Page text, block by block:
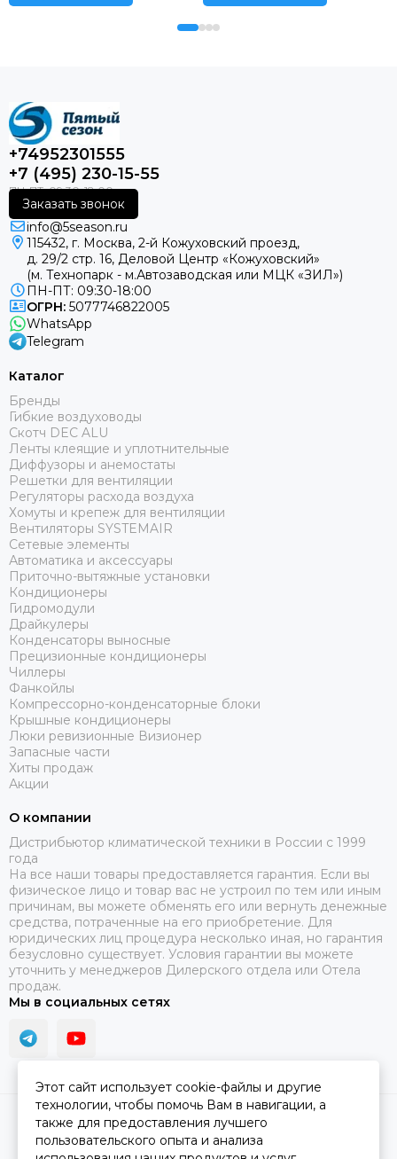
+74952301555
+7 (495) 230-15-55
Заказать звонок
info@5season.ru
115432, г. Москва, 2-й Кожуховский проезд,
д. 29/2 стр. 16, Деловой Центр «Кожуховский»
(м. Технопарк - м.Автозаводская или МЦК «ЗИЛ»)
ПН-ПТ: 09:30-18:00
ОГРН: 5077746822005
WhatsApp
Telegram
Каталог
Бренды
Гибкие воздуховоды
Скотч DEC ALU
Ленты клеящие и уплотнительные
Диффузоры и анемостаты
Решетки для вентиляции
Регуляторы расхода воздуха
Хомуты и крепеж для вентиляции
Вентиляторы SYSTEMAIR
Сетевые элементы
Автоматика и аксессуары
Приточно-вытяжные установки
Кондиционеры
Гидромодули
Драйкулеры
Конденсаторы выносные
Прецизионные кондиционеры
Чиллеры
Фанкойлы
Компрессорно-конденсаторные блоки
Крышные кондиционеры
Люки ревизионные Визионер
Запасные части
Хиты продаж
Акции
О компании
Дистрибьютор климатической техники в России с 1999
года
На все наши товары предоставляется гарантия. Если вы
физическое лицо и товар вас не устроил по тем или иным
причинам, вы можете обменять его или вернуть денежные
средства, потраченные на его приобретение. Для
юридических лиц процедура несколько иная, но гарантия
безусловно существует. Условия гарантии вы можете
уточнить у менеджеров Дилерского отдела или Отела
продаж.
Мы в социальных сетях
2026 © ПЯТЫЙ СЕЗОН.Карта сайта
Этот сайт использует cookie-файлы и другие
технологии, чтобы помочь Вам в навигации, а
также для предоставления лучшего
пользовательского опыта и анализа